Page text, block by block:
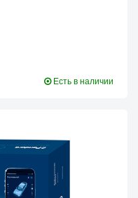
Есть в наличии